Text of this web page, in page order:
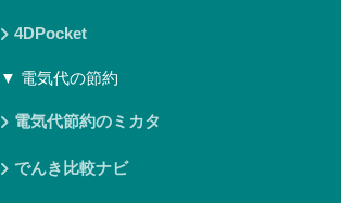
4DPocket
▼ 電気代の節約
電気代節約のミカタ
でんき比較ナビ